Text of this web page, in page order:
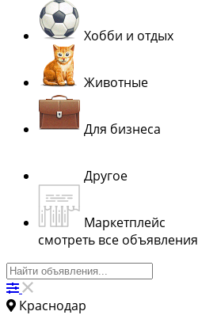
Хобби и отдых
Животные
Для бизнеса
Другое
Маркетплейс
смотреть все объявления
Краснодар